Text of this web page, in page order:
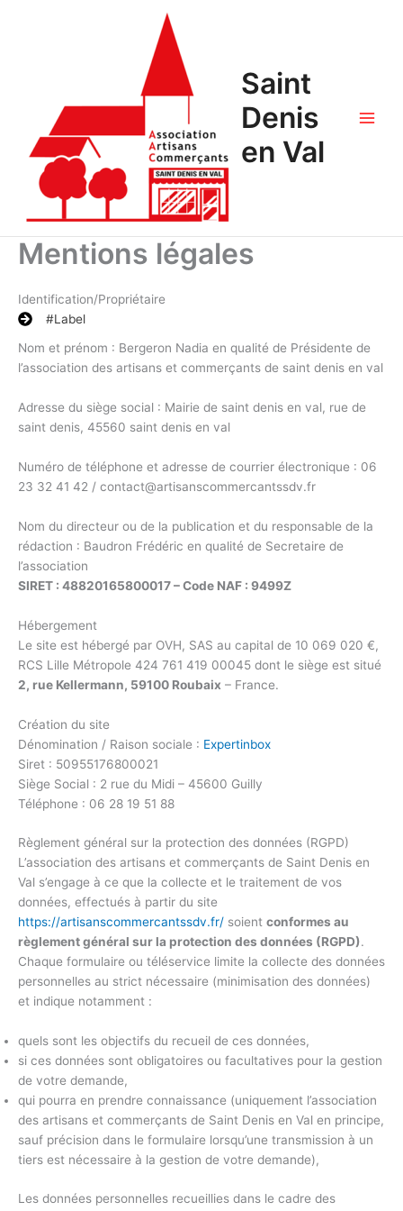
Saint
Denis
en Val
Mentions légales
Identification/Propriétaire
#Label
Nom et prénom : Bergeron Nadia en qualité de Présidente de
l’association des artisans et commerçants de saint denis en val
Adresse du siège social : Mairie de saint denis en val, rue de
saint denis, 45560 saint denis en val
Numéro de téléphone et adresse de courrier électronique : 06
23 32 41 42 / contact@artisanscommercantssdv.fr
Nom du directeur ou de la publication et du responsable de la
rédaction : Baudron Frédéric en qualité de Secretaire de
l’association
SIRET : 48820165800017 – Code NAF : 9499Z
Hébergement
Le site est hébergé par OVH, SAS au capital de 10 069 020 €,
RCS Lille Métropole 424 761 419 00045 dont le siège est situé
2, rue Kellermann, 59100 Roubaix – France.
Création du site
Dénomination / Raison sociale : Expertinbox
Siret : 50955176800021
Siège Social : 2 rue du Midi – 45600 Guilly
Téléphone : 06 28 19 51 88
Règlement général sur la protection des données (RGPD)
L’association des artisans et commerçants de Saint Denis en
Val s’engage à ce que la collecte et le traitement de vos
données, effectués à partir du site
https://artisanscommercantssdv.fr/ soient conformes au
règlement général sur la protection des données (RGPD).
Chaque formulaire ou téléservice limite la collecte des données
personnelles au strict nécessaire (minimisation des données)
et indique notamment :
quels sont les objectifs du recueil de ces données,
si ces données sont obligatoires ou facultatives pour la gestion
de votre demande,
qui pourra en prendre connaissance (uniquement l’association
des artisans et commerçants de Saint Denis en Val en principe,
sauf précision dans le formulaire lorsqu’une transmission à un
tiers est nécessaire à la gestion de votre demande),
Les données personnelles recueillies dans le cadre des